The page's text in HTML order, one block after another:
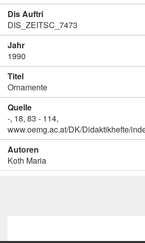
Dis Auftri
DIS_ZEITSC_7473
Jahr
1990
Titel
Ornamente
Quelle
-, 18, 83 - 114,
www.oemg.ac.at/DK/Didaktikhefte/
Autoren
Koth Maria